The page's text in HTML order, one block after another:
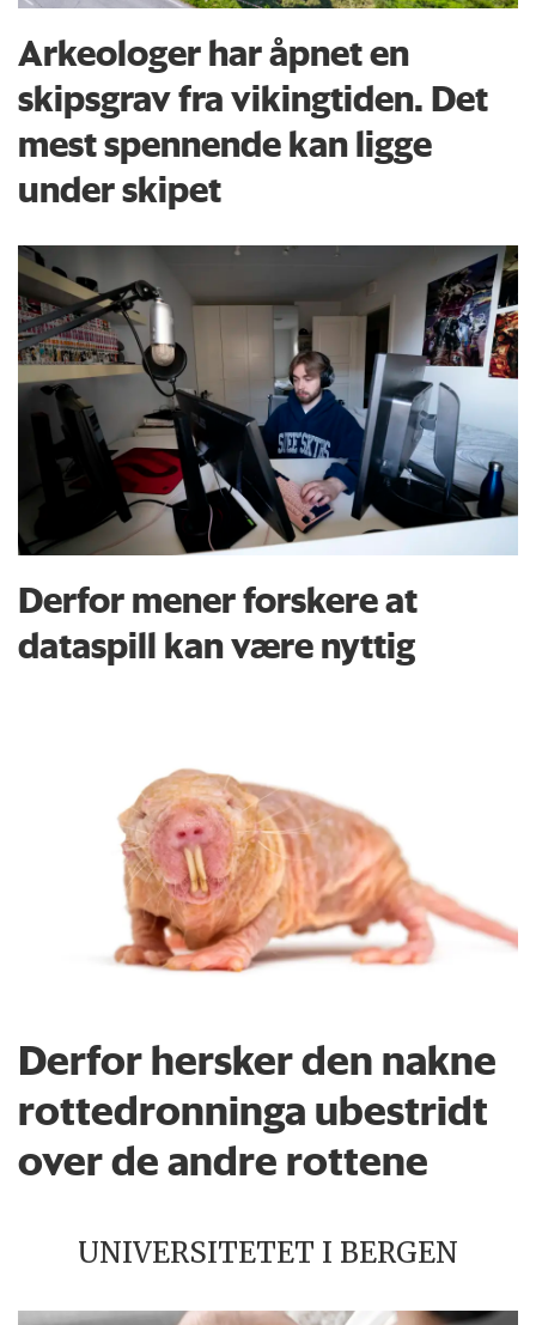
Arkeologer har åpnet en
skipsgrav fra vikingtiden. Det
mest spennende kan ligge
under skipet
Derfor mener forskere at
dataspill kan være nyttig
Derfor hersker den nakne
rottedronninga ubestridt
over de andre rottene
UNIVERSITETET I BERGEN